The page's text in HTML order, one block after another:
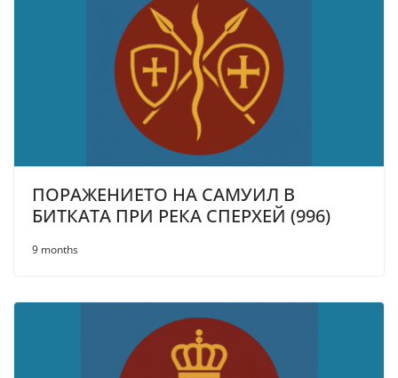
ПОРАЖЕНИЕТО НА САМУИЛ В
БИТКАТА ПРИ РЕКА СПЕРХЕЙ (996)
9 months